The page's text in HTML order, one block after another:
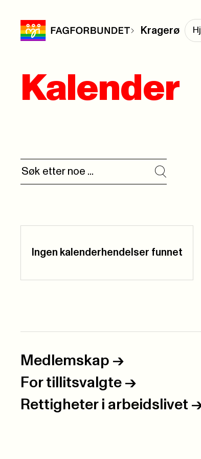
Kragerø
Kalender
Ingen kalenderhendelser funnet
Medlemskap ->
For tillitsvalgte ->
Rettigheter i arbeidslivet -